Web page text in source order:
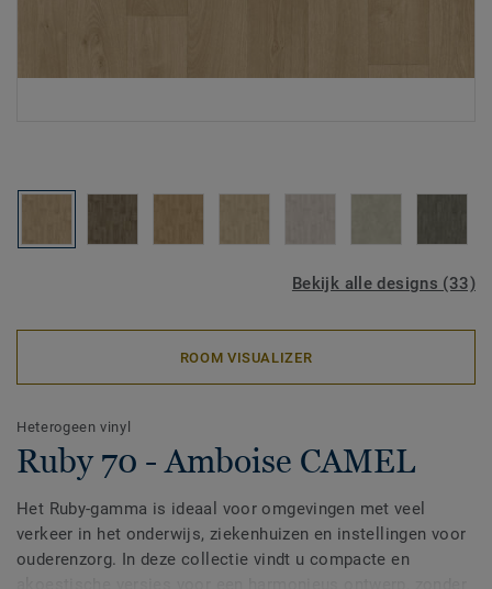
Bekijk alle designs (33)
ROOM VISUALIZER
Heterogeen vinyl
Ruby 70 - Amboise CAMEL
Het Ruby-gamma is ideaal voor omgevingen met veel
verkeer in het onderwijs, ziekenhuizen en instellingen voor
ouderenzorg. In deze collectie vindt u compacte en